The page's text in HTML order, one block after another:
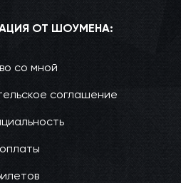
ОТ ШОУМЕНА:
со мной
соглашение